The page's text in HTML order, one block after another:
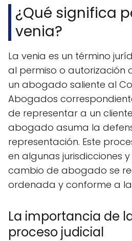
¿Qué significa
venia?
La venia es un término
al permiso o autorización
un abogado saliente al
Abogados
de representar a un
abogado asuma la
representación. Este
en algunas jurisdicciones
cambio de abogado se
ordenada y conforme a la
La importancia de
proceso judicial